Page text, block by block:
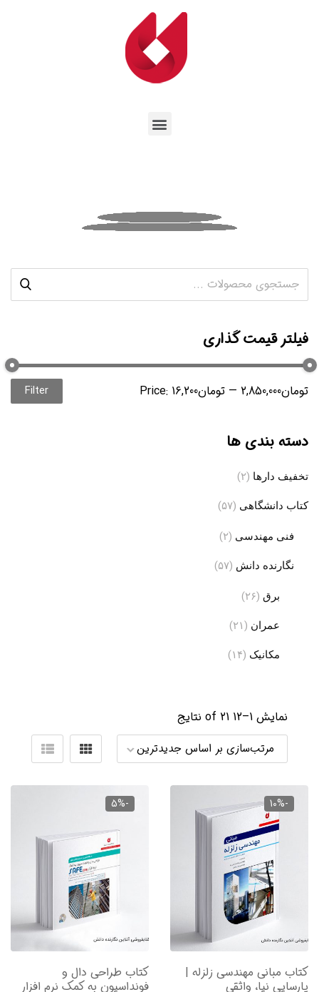
فیلتر قیمت گذاری
Filter Price: 16,200تومان — 2,850,000تومان
دسته بندی ها
تخفیف دارها (۲)
کتاب دانشگاهی (۵۷)
فنی مهندسی (۲)
نگارنده دانش (۵۷)
برق (۲۶)
عمران (۲۱)
مکانیک (۱۴)
نمایش 1– 12
order
-10%
کتاب مبانی مهندسی زلزله |
پارسایی نیا، واثقی
-5%
کتاب طراحی دال و
فونداسیون به کمک نرم افزار